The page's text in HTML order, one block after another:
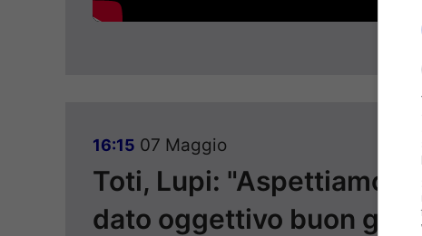
16:15 07 Maggio
Toti, Lupi: "Aspettiamo
dato oggettivo buon